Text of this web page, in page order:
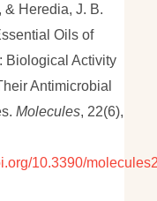
& Heredia, J. B.
Oils of
Biological Activity
Antimicrobial
Molecules, 22(6),
10.3390/